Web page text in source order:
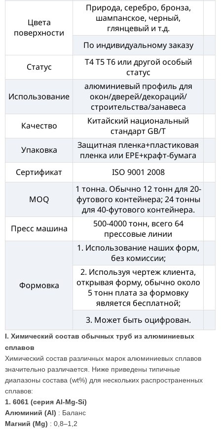
Цвета
поверхности
Природа, серебро, бронза,
шампанское, черный,
глянцевый и т.д.
По индивидуальному заказу
Статус
T4 T5 T6 или другой особый
статус
Использование
алюминиевый профиль для
окон/дверей/декораций/
строительства/занавеса
Качество
Китайский национальный
стандарт GB/T
Упаковка
Защитная пленка+пластиковая
пленка или EPE+крафт-бумага
Сертификат
ISO 9001 2008
MOQ
1 тонна. Обычно 12 тонн для 20-
футового контейнера; 24 тонны
для 40-футового контейнера.
Пресс машина
500-4000 тонн, всего 64
прессовые линии
Формовка
1. Использование наших форм,
без комиссии;
2. Используя чертеж клиента,
открывая форму, обычно около
5 тонн плата за формовку
является бесплатной;
3. Может быть оцифрован.
I. Химический состав обычных труб из алюминиевых
сплавов
Химический состав различных марок алюминиевых сплавов
значительно различается. Ниже приведены типичные
диапазоны состава (wt%) для нескольких распространенных
сплавов:
1. 6061 (серия Al-Mg-Si)
Алюминий (Al) : Баланс
Магний (Mg) : 0,8–1,2